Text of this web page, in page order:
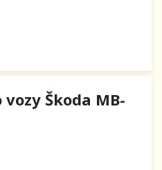
Škoda MB-